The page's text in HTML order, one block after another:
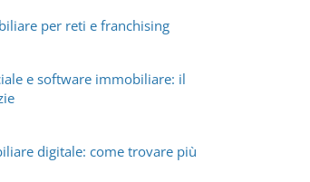
per reti e franchising
e software immobiliare: il
digitale: come trovare più